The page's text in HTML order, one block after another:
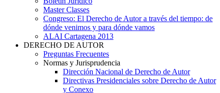
Master Classes
Congreso: El Derecho de Autor a través del tiempo: de
dónde venimos y para dónde vamos
ALAI Cartagena 2013
DERECHO DE AUTOR
Preguntas Frecuentes
Normas y Jurisprudencia
Dirección Nacional de Derecho de Autor
Directivas Presidenciales sobre Derecho de Autor
y Conexo